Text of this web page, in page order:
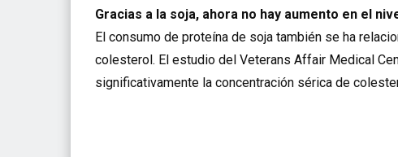
Gracias a la soja, ahora no hay aumento en el
El consumo de proteína de soja también se ha
colesterol. El estudio del Veterans Affair Medical
significativamente la concentración sérica de